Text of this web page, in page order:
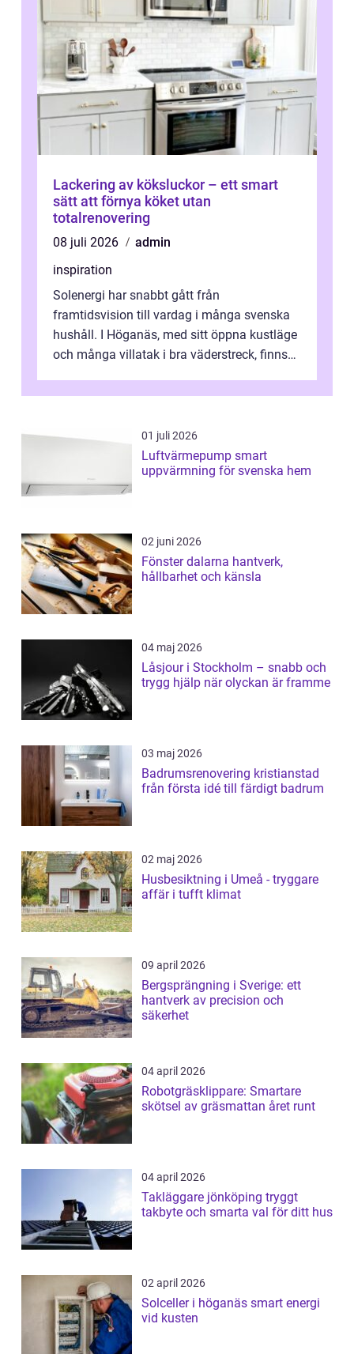
Lackering av köksluckor – ett smart
sätt att förnya köket utan
totalrenovering
08 juli 2026
admin
inspiration
Solenergi har snabbt gått från
framtidsvision till vardag i många svenska
hushåll. I Höganäs, med sitt öppna kustläge
och många villatak i bra väderstreck, finns
01 juli 2026
Luftvärmepump smart
uppvärmning för svenska hem
02 juni 2026
Fönster dalarna hantverk,
hållbarhet och känsla
04 maj 2026
Låsjour i Stockholm – snabb och
trygg hjälp när olyckan är framme
03 maj 2026
Badrumsrenovering kristianstad
från första idé till färdigt badrum
02 maj 2026
Husbesiktning i Umeå - tryggare
affär i tufft klimat
09 april 2026
Bergsprängning i Sverige: ett
hantverk av precision och
säkerhet
04 april 2026
Robotgräsklippare: Smartare
skötsel av gräsmattan året runt
04 april 2026
Takläggare jönköping tryggt
takbyte och smarta val för ditt hus
02 april 2026
Solceller i höganäs smart energi
vid kusten